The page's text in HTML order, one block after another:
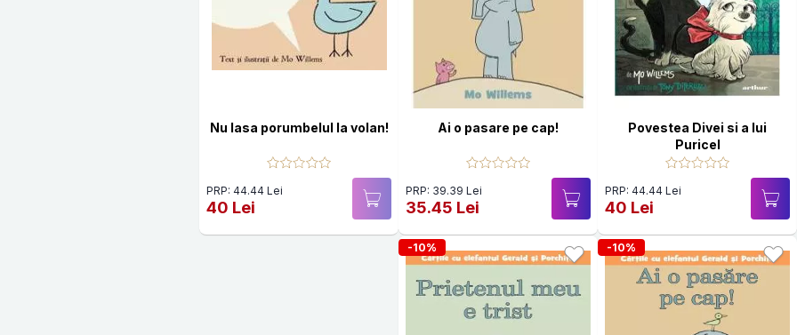
Nu lasa porumbelul la volan!
PRP: 44.44 Lei
40 Lei
Ai o pasare pe cap!
PRP: 39.39 Lei
35.45 Lei
Povestea Divei si a lui
Puricel
PRP: 44.44 Lei
40 Lei
-10% -10%